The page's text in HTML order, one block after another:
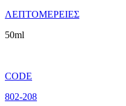
ΛΕΠΤΟΜΕΡΕΙΕΣ
50ml
CODE
802-208